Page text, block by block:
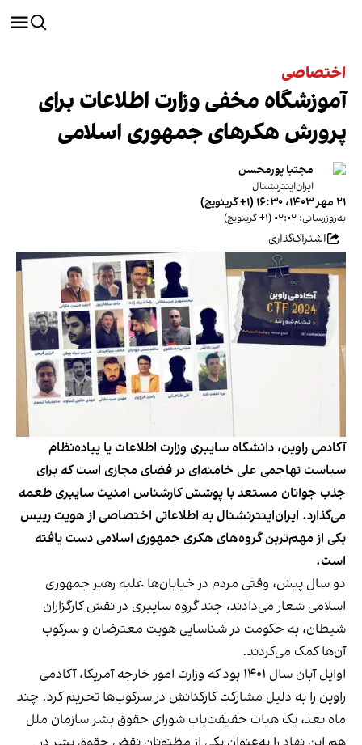
اختصاصی
آموزشگاه مخفی وزارت اطلاعات برای
پرورش هکرهای جمهوری اسلامی
مجتبا پورمحسن
ایران‌اینترنشنال
۲۱ مهر ۱۴۰۳، ۱۶:۳۰ (‎+۱ گرینویچ)
به‌روزرسانی: ۰۲:۰۲ (‎+۱ گرینویچ)
اشتراک‌گذاری
آکادمی راوین، دانشگاه سایبری وزارت اطلاعات یا پیاده‌نظام
سیاست تهاجمی علی خامنه‌ای در فضای مجازی است که برای
جذب جوانان مستعد با پوشش کارشناس امنیت سایبری طعمه‌
می‌گذارد. ایران‌اینترنشنال به اطلاعاتی اختصاصی از هویت رییس
یکی از مهم‌ترین گروه‌های هکری جمهوری اسلامی دست یافته
است.
دو سال پیش، وقتی مردم در خیابان‌ها علیه رهبر جمهوری
اسلامی شعار می‌دادند، چند گروه سایبری در نقش کارگزاران
شیطان، به حکومت در شناسایی هویت معترضان و سرکوب‌
آن‌ها کمک می‌کردند.
اوایل آبان سال ۱۴۰۱ بود که وزارت امور خارجه آمریکا، آکادمی
راوین را به دلیل مشارکت کارکنانش در سرکوب‌ها تحریم کرد. چند
ماه بعد، یک هیات حقیقت‌یاب شورای حقوق بشر سازمان ملل